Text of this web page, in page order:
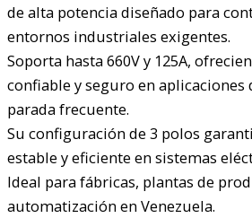
de alta potencia diseñado para
entornos industriales exigentes.
Soporta hasta 660V y 125A,
confiable y seguro en aplicaciones
parada frecuente.
Su configuración de 3 polos
estable y eficiente en sistemas
Ideal para fábricas, plantas de
automatización en Venezuela.